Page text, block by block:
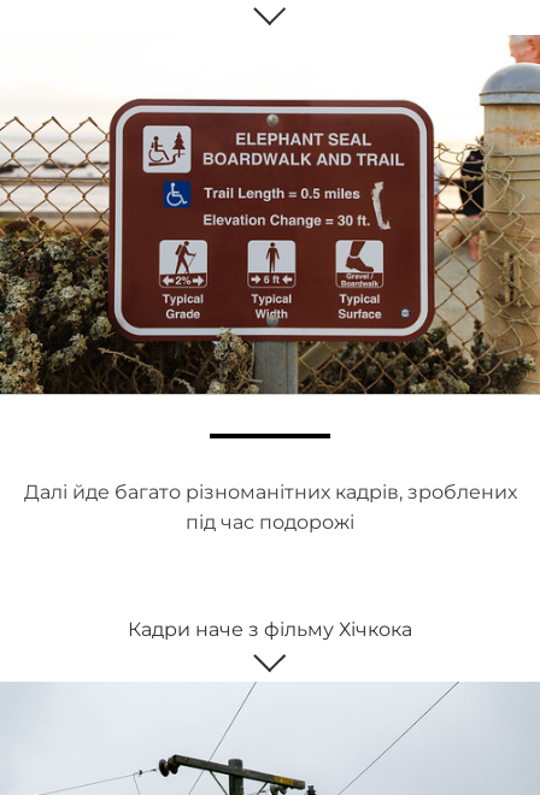
Далі йде багато різноманітних кадрів, зроблених
під час подорожі
Кадри наче з фільму Хічкока